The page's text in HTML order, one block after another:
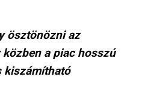
ösztönözni az
a piac hosszú
kiszámítható